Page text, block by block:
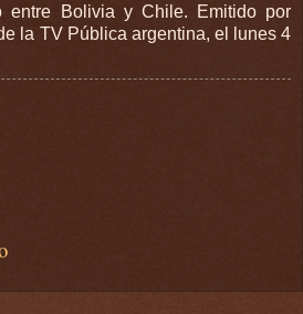
entre Bolivia y Chile. Emitido por
la TV Pública argentina, el lunes 4